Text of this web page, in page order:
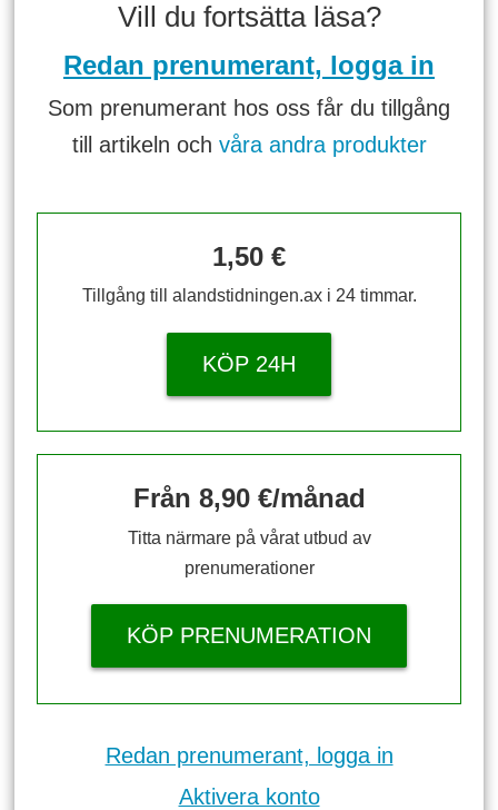
Vill du fortsätta läsa?
Redan prenumerant, logga in
Som prenumerant hos oss får du tillgång
till artikeln och våra andra produkter
1,50 €
Tillgång till alandstidningen.ax i 24 timmar.
KÖP 24H
Från 8,90 €/månad
Titta närmare på vårat utbud av
prenumerationer
KÖP PRENUMERATION
Redan prenumerant, logga in
Aktivera konto